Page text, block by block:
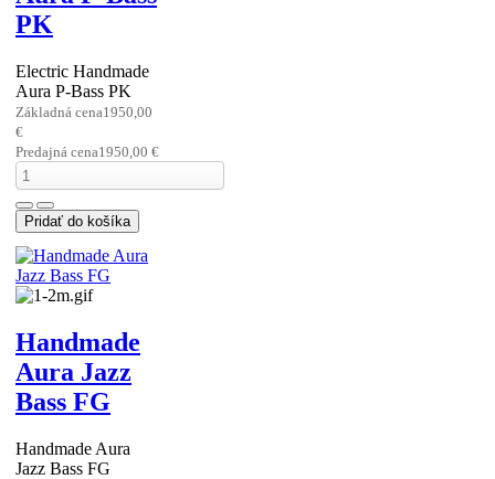
PK
Electric Handmade
Aura P-Bass PK
Základná cena1950,00
€
Predajná cena1950,00 €
Handmade
Aura Jazz
Bass FG
Handmade Aura
Jazz Bass FG